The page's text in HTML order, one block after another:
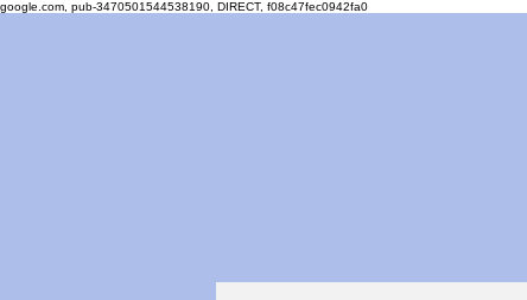
google.com, pub-3470501544538190, DIRECT, f08c47fec0942fa0